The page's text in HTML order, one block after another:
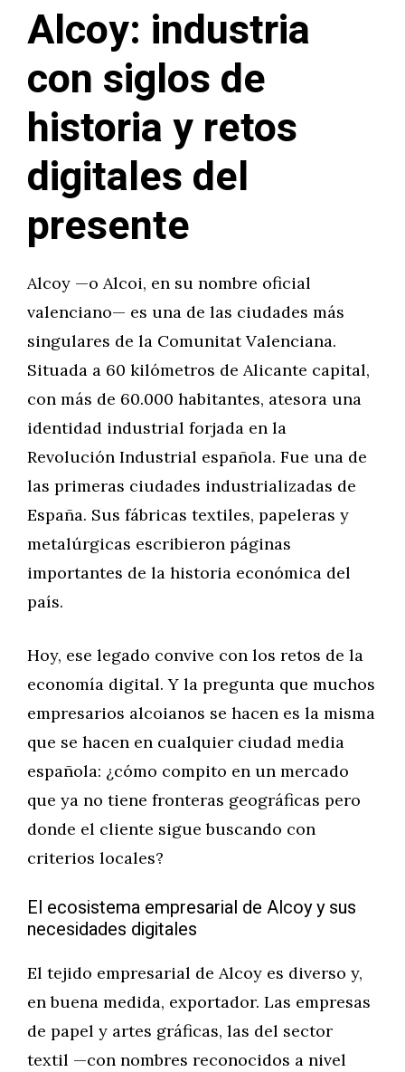
Alcoy: industria
con siglos de
historia y retos
digitales del
presente
Alcoy —o Alcoi, en su nombre oficial
valenciano— es una de las ciudades más
singulares de la Comunitat Valenciana.
Situada a 60 kilómetros de Alicante capital,
con más de 60.000 habitantes, atesora una
identidad industrial forjada en la
Revolución Industrial española. Fue una de
las primeras ciudades industrializadas de
España. Sus fábricas textiles, papeleras y
metalúrgicas escribieron páginas
importantes de la historia económica del
país.
Hoy, ese legado convive con los retos de la
economía digital. Y la pregunta que muchos
empresarios alcoianos se hacen es la misma
que se hacen en cualquier ciudad media
española: ¿cómo compito en un mercado
que ya no tiene fronteras geográficas pero
donde el cliente sigue buscando con
criterios locales?
El ecosistema empresarial de Alcoy y sus
necesidades digitales
El tejido empresarial de Alcoy es diverso y,
en buena medida, exportador. Las empresas
de papel y artes gráficas, las del sector
textil —con nombres reconocidos a nivel